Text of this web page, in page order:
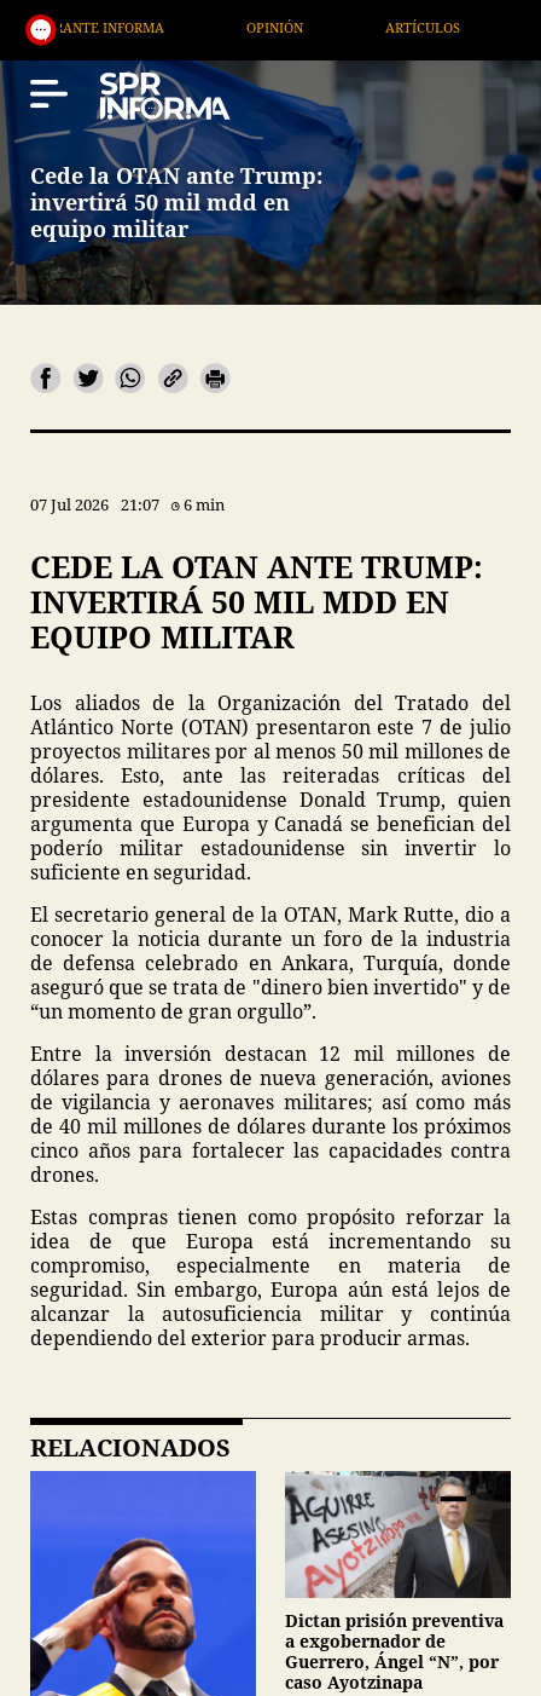
INFORMA OPINIÓN ARTÍCULOS
Cede la OTAN ante Trump:
invertirá 50 mil mdd en
equipo militar
07 Jul 2026 21:07 6 min
CEDE LA OTAN ANTE TRUMP:
INVERTIRÁ 50 MIL MDD EN
EQUIPO MILITAR
Los aliados de la Organización del Tratado del
Atlántico Norte (OTAN) presentaron este 7 de julio
proyectos militares por al menos 50 mil millones de
dólares. Esto, ante las reiteradas críticas del
presidente estadounidense Donald Trump, quien
argumenta que Europa y Canadá se benefician del
poderío militar estadounidense sin invertir lo
suficiente en seguridad.
El secretario general de la OTAN, Mark Rutte, dio a
conocer la noticia durante un foro de la industria
de defensa celebrado en Ankara, Turquía, donde
aseguró que se trata de "dinero bien invertido" y de
“un momento de gran orgullo”.
Entre la inversión destacan 12 mil millones de
dólares para drones de nueva generación, aviones
de vigilancia y aeronaves militares; así como más
de 40 mil millones de dólares durante los próximos
cinco años para fortalecer las capacidades contra
drones.
Estas compras tienen como propósito reforzar la
idea de que Europa está incrementando su
compromiso, especialmente en materia de
seguridad. Sin embargo, Europa aún está lejos de
alcanzar la autosuficiencia militar y continúa
dependiendo del exterior para producir armas.
RELACIONADOS
Dictan prisión preventiva
a exgobernador de
Guerrero, Ángel “N”, por
caso Ayotzinapa